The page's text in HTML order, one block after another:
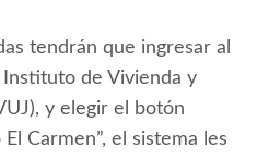
tendrán que ingresar al
de Vivienda y
y elegir el botón
Carmen”, el sistema les